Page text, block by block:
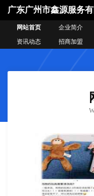
广东广州市鑫源服务
网站首页 企业简介
资讯动态
招商加盟